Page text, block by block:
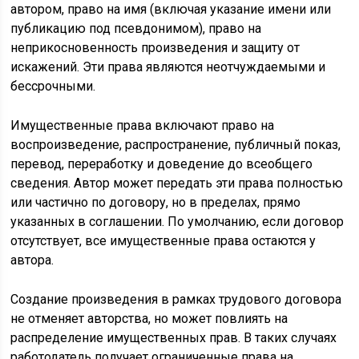
автором, право на имя (включая указание имени или
публикацию под псевдонимом), право на
неприкосновенность произведения и защиту от
искажений. Эти права являются неотчуждаемыми и
бессрочными.
Имущественные права включают право на
воспроизведение, распространение, публичный показ,
перевод, переработку и доведение до всеобщего
сведения. Автор может передать эти права полностью
или частично по договору, но в пределах, прямо
указанных в соглашении. По умолчанию, если договор
отсутствует, все имущественные права остаются у
автора.
Создание произведения в рамках трудового договора
не отменяет авторства, но может повлиять на
распределение имущественных прав. В таких случаях